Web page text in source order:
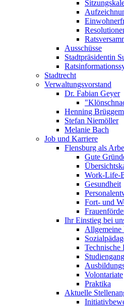
Ausschüsse
Stadtpräsidentin
Stadtrecht
Verwaltungsvorstand
Dr. Fabian Geyer
Henning
Stefan Niemöller
Melanie Bach
Job und Karriere
Flensburg als
Gute
Work-Life-
Gesundheit
Fort- und
Ihr Einstieg bei
Allgemeine
Technische
Volontariate
Praktika
Aktuelle